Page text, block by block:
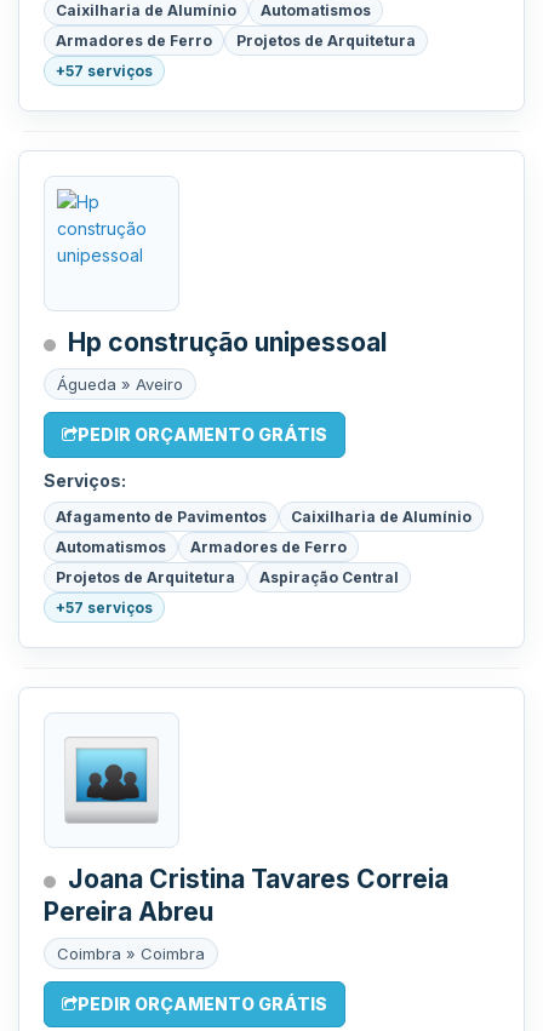
Caixilharia de Alumínio
Automatismos
Armadores de Ferro
Projetos de Arquitetura
+57 serviços
Hp construção unipessoal
Águeda » Aveiro
PEDIR ORÇAMENTO GRÁTIS
Serviços:
Afagamento de Pavimentos
Caixilharia de Alumínio
Automatismos
Armadores de Ferro
Projetos de Arquitetura
Aspiração Central
+57 serviços
Joana Cristina Tavares Correia
Pereira Abreu
Coimbra » Coimbra
PEDIR ORÇAMENTO GRÁTIS